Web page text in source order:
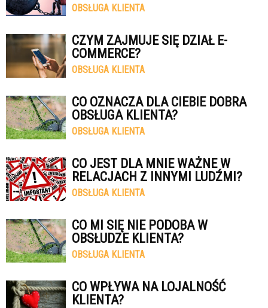
OBSŁUGA KLIENTA
CZYM ZAJMUJE SIĘ DZIAŁ E-
COMMERCE?
OBSŁUGA KLIENTA
CO OZNACZA DLA CIEBIE DOBRA
OBSŁUGA KLIENTA?
OBSŁUGA KLIENTA
CO JEST DLA MNIE WAŻNE W
RELACJACH Z INNYMI LUDŹMI?
OBSŁUGA KLIENTA
CO MI SIĘ NIE PODOBA W
OBSŁUDZE KLIENTA?
OBSŁUGA KLIENTA
CO WPŁYWA NA LOJALNOŚĆ
KLIENTA?